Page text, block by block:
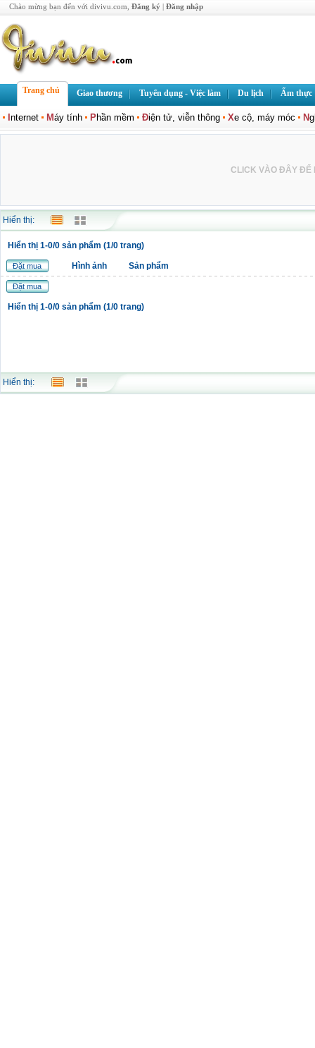
Chào mừng bạn đến với divivu.com, Đăng ký | Đăng nhập
Trang chủ Giao thương Tuyển dụng - Việc làm Du lịch Ẩm thực
nternet Máy tính Phần mềm Điện tử, viễn thông Xe cộ, máy móc N
CLICK VÀO ĐÂY ĐỂ
Hiển thị:
Hiển thị 1-0/0 sản phẩm (1/0 trang)
Đặt mua Hình ảnh Sản phẩm
Đặt mua
Hiển thị 1-0/0 sản phẩm (1/0 trang)
Hiển thị: